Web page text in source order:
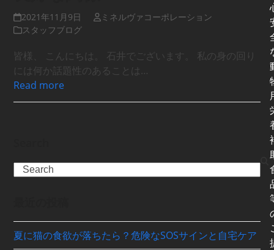
2021年11月9日
ミネルヴァコーポレーション
スタッフブログ
皆様、 こんにちは。 石井でございます。 私の身の回り
には何か話題性のあることは…
Read more
Search
夏に猫の食欲が落ちたら？危険なSOSサインと自宅ケア